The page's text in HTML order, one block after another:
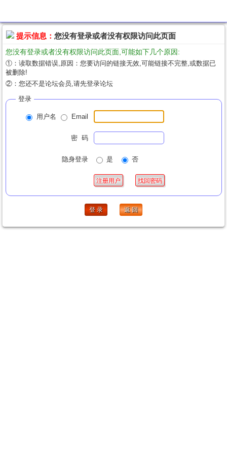
提示信息： 您没有登录或者没有权限访问此页面
您没有登录或者没有权限访问此页面,可能如下几个原因:
①：读取数据错误,原因：您要访问的链接无效,可能链接不完整,或数据已
被删除!
②：您还不是论坛会员,请先登录论坛
登录
用户名 Email
密 码
隐身登录 是 否